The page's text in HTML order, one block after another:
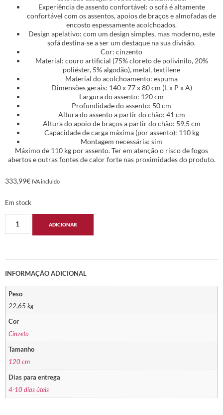
Experiência de assento confortável: o sofá é altamente
confortável com os assentos, apoios de braços e almofadas de
encosto espessamente acolchoados.
Design apelativo: com um design simples, mas moderno, este
sofá destina-se a ser um destaque na sua divisão.
Cor: cinzento
Material: couro artificial (75% cloreto de polivinilo, 20%
poliéster, 5% algodão), metal, textilene
Material do acolchoamento: espuma
Dimensões gerais: 140 x 77 x 80 cm (L x P x A)
Largura do assento: 120 cm
Profundidade do assento: 50 cm
Altura do assento a partir do chão: 41 cm
Altura do apoio de braços a partir do chão: 59,5 cm
Capacidade de carga máxima (por assento): 110 kg
Montagem necessária: sim
Máximo de 110 kg por assento. Ter em atenção o risco de fogos
abertos e outras fontes de calor forte nas proximidades do produto.
333,99€ IVA incluido
Em stock
ADICIONAR
INFORMAÇÃO ADICIONAL
Peso
22,65 kg
Cor
Cinzeto
Tamanho
120 cm
Dias para entrega
4-10 dias úteis